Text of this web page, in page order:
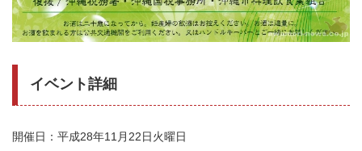
イベント詳細
開催日：平成28年11月22日火曜日